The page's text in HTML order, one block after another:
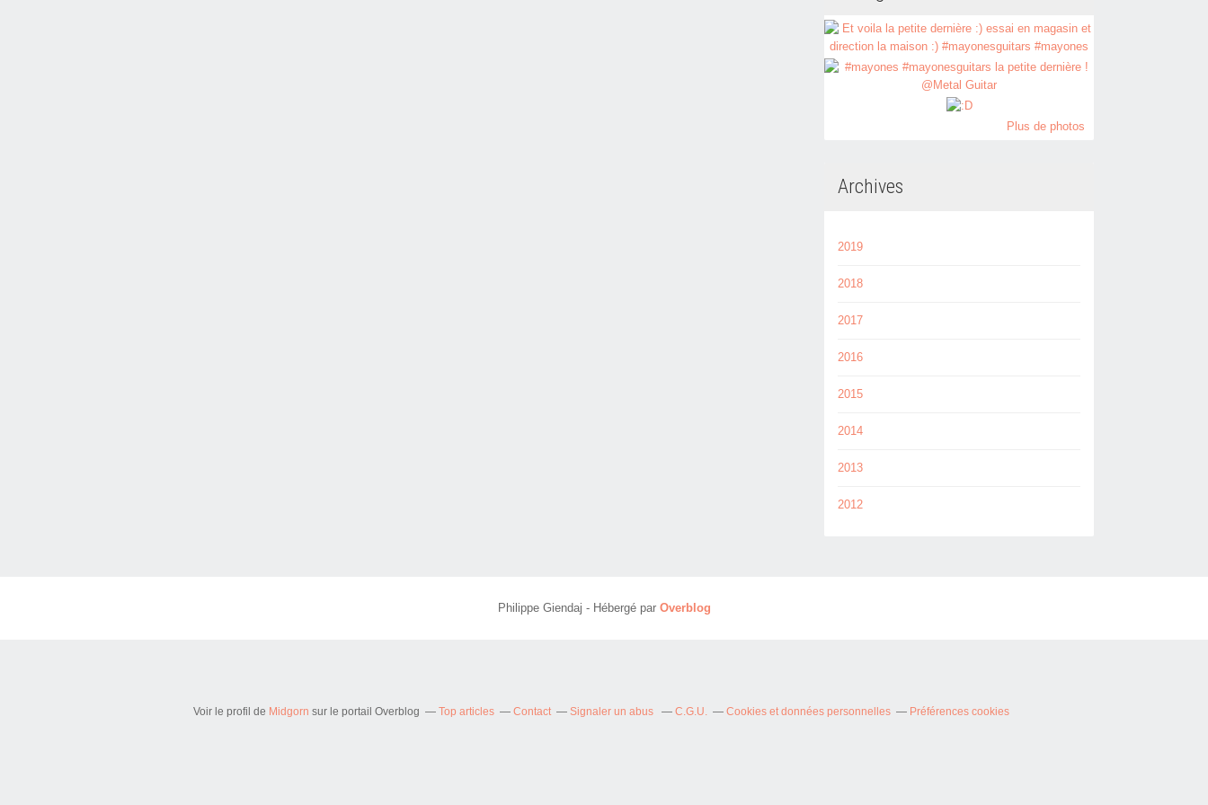
Plus de photos
Archives
2019
2018
2017
2016
2015
2014
2013
2012
Philippe Giendaj - Hébergé par Overblog
Voir le profil de Midgorn sur le portail Overblog Top articles Contact Signaler un abus C.G.U. Cookies et données personnelles Préférences cookies